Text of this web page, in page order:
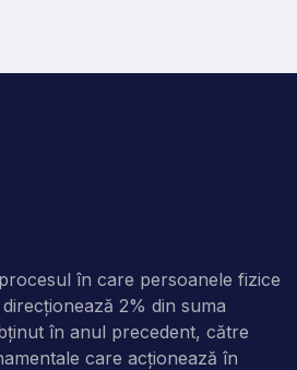
în care persoanele fizice
2% din suma
în anul precedent, către
care acţionează în